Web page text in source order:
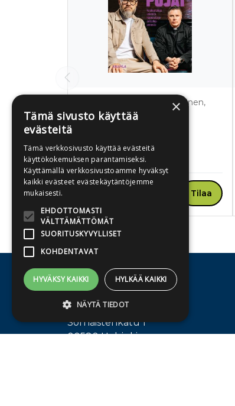
Enbuske, Tuomas; Kormilainen,
Ville
Tuhlaajapojat
E-kirja
Heti ladattavissa
Tilaa
Osoite
Publiva Oy
Sörnäistenkatu 1
00580 Helsinki
×
Tämä sivusto käyttää
evästeitä
Tämä verkkosivusto käyttää evästeitä
käyttökokemuksen parantamiseksi.
Käyttämällä verkkosivustoamme hyväksyt
kaikki evästeet evästekäytäntöjemme
mukaisesti.
EHDOTTOMASTI
VÄLTTÄMÄTTÖMÄT
SUORITUSKYVYLLISET
KOHDENTAVAT
HYVÄKSY KAIKKI HYLKÄÄ KAIKKI
NÄYTÄ TIEDOT